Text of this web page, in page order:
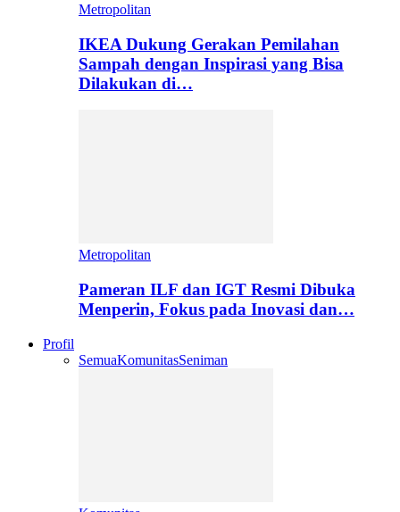
Metropolitan
IKEA Dukung Gerakan Pemilahan
Sampah dengan Inspirasi yang Bisa
Dilakukan di…
Metropolitan
Pameran ILF dan IGT Resmi Dibuka
Menperin, Fokus pada Inovasi dan…
Profil
SemuaKomunitasSeniman